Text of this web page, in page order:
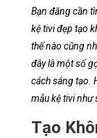
Bạn đăng cần
kệ tivi đẹp tạo
thế nào cũng
đây là một số
cách sáng tạo.
mẫu kệ tivi như
Tạo